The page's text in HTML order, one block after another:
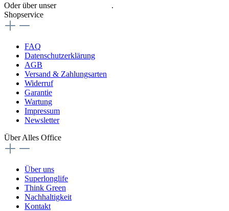
Oder über unser
.
Shopservice
FAQ
Datenschutzerklärung
AGB
Versand & Zahlungsarten
Widerruf
Garantie
Wartung
Impressum
Newsletter
Über Alles Office
Über uns
Superlonglife
Think Green
Nachhaltigkeit
Kontakt